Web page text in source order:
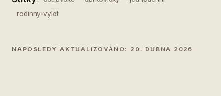
rodinny-vylet
NAPOSLEDY AKTUALIZOVÁNO: 20. DUBNA 2026